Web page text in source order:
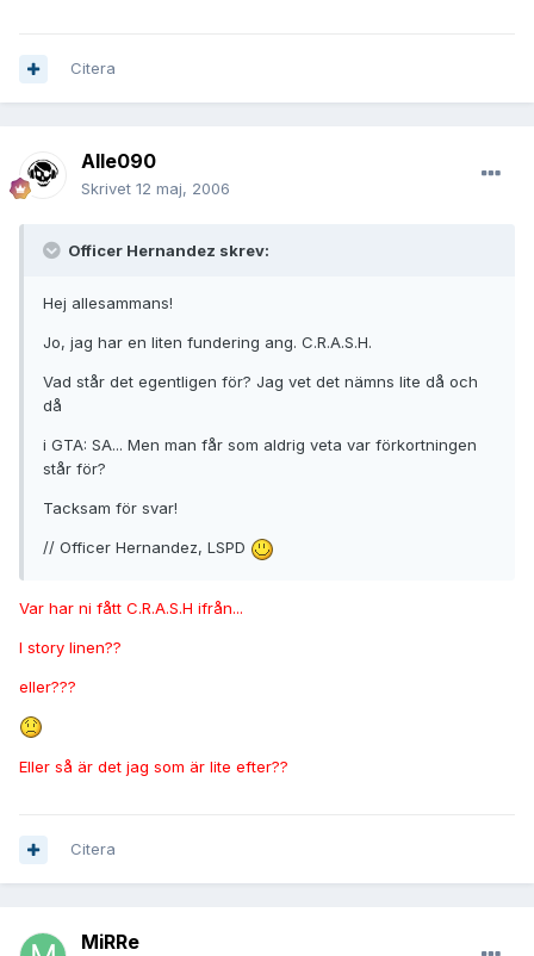
Citera
Alle090
Skrivet 12 maj, 2006
Officer Hernandez skrev:
Hej allesammans!
Jo, jag har en liten fundering ang. C.R.A.S.H.
Vad står det egentligen för? Jag vet det nämns lite då och
då
i GTA: SA... Men man får som aldrig veta var förkortningen
står för?
Tacksam för svar!
// Officer Hernandez, LSPD
Var har ni fått C.R.A.S.H ifrån...
I story linen??
eller???
Eller så är det jag som är lite efter??
Citera
MiRRe